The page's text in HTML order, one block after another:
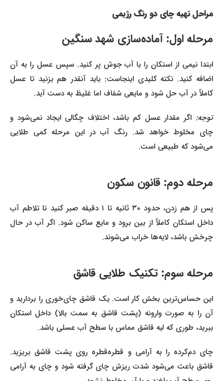
مراحل تهیه چای دو رنگ رژیمی
مرحله اول: آماده‌سازی شهد سنگین
ابتدا نیمی از استکان را با آب جوش پر کنید. سپس عسل را به آن
اضافه کنید. نکته کلیدی اینجاست: باید آنقدر هم بزنید تا عسل
کاملاً در آب حل شود و مایعی شفاف اما غلیظ به دست آید.
توجه:اگر مقدار عسل کم باشد، اختلاف چگالی ایجاد نمی‌شود و
چای مخلوط خواهد شد. رنگ آب در این مرحله کمی طلایی
می‌شود که طبیعی است.
مرحله دوم: قانون سکون
پس از هم زدن، حدود ۳۰ ثانیه تا ۱ دقیقه صبر کنید تا تلاطم آب
داخل استکان کاملاً از بین برود و مایع ساکن شود. اگر آب در حال
چرخش باشد، لایه‌ها خراب می‌شوند.
مرحله سوم: تکنیک طلایی قاشق
این حساس‌ترین بخش کار است. یک قاشق چای‌خوری را بردارید و
آن را به صورت وارونه (پشت قاشق به سمت بالا) داخل استکان
ببرید، طوری که لبه قاشق مماس با سطح آب عسلی باشد.
چای دم‌کرده را به آرامی و قطره‌قطره روی پشت قاشق بریزید.
قاشق باعث می‌شود شدت ریزش چای گرفته شود و چای به آرامی